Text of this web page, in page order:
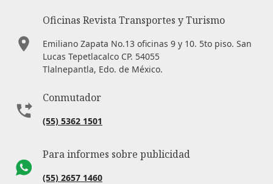
Oficinas Revista Transportes y Turismo
Emiliano Zapata No.13 oficinas 9 y 10. 5to piso. San
Lucas Tepetlacalco CP. 54055
Tlalnepantla, Edo. de México.
Conmutador
(55) 5362 1501
Para informes sobre publicidad
(55) 2657 1460